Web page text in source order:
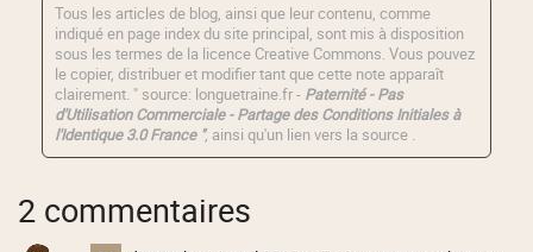
Tous les articles de blog, ainsi que leur contenu, comme
indiqué en page index du site principal, sont mis à disposition
sous les termes de la licence Creative Commons. Vous pouvez
le copier, distribuer et modifier tant que cette note apparaît
clairement. " source: longuetraine.fr - Paternité - Pas
d'Utilisation Commerciale - Partage des Conditions Initiales à
l'Identique 3.0 France ", ainsi qu'un lien vers la source .
2 commentaires